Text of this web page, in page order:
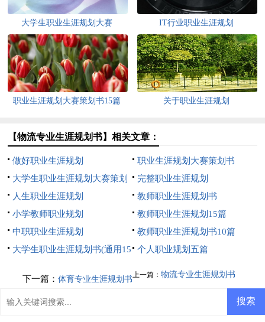
大学生职业生涯规划大赛 IT行业职业生涯规划
职业生涯规划大赛策划书15篇 关于职业生涯规划
【物流专业生涯规划书】相关文章：
做好职业生涯规划
职业生涯规划大赛策划书
大学生职业生涯规划大赛策划
书
完整职业生涯规划
人生职业生涯规划
教师职业生涯规划书
小学教师职业规划
教师职业生涯规划15篇
中职职业生涯规划
教师职业生涯规划书10篇
大学生职业生涯规划书(通用15
个人职业规划五篇
上一篇： 物流专业生涯规划书
下一篇： 体育专业生涯规划书